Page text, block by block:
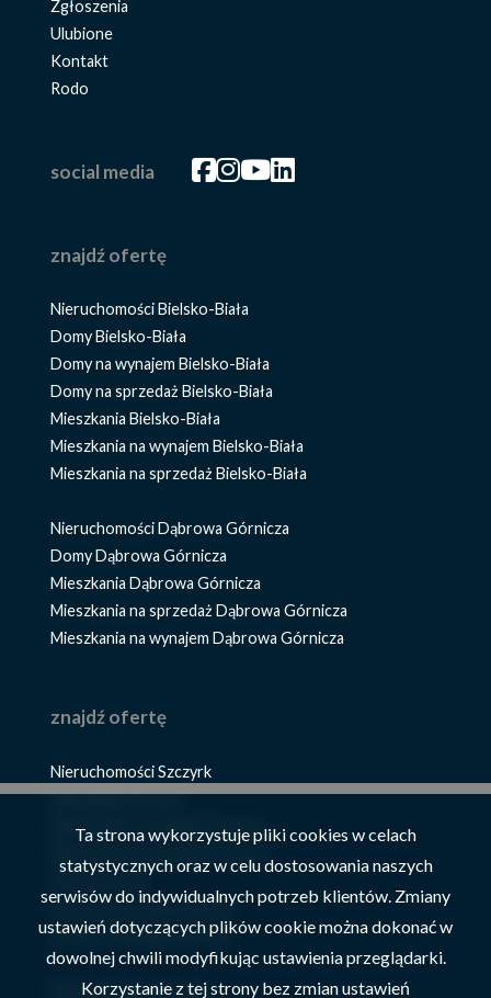
Zgłoszenia
Ulubione
Kontakt
Rodo
social media Facebook
Facebook
Facebook
Facebook
znajdź ofertę
Nieruchomości Bielsko-Biała
Domy Bielsko-Biała
Domy na wynajem Bielsko-Biała
Domy na sprzedaż Bielsko-Biała
Mieszkania Bielsko-Biała
Mieszkania na wynajem Bielsko-Biała
Mieszkania na sprzedaż Bielsko-Biała
Nieruchomości Dąbrowa Górnicza
Domy Dąbrowa Górnicza
Mieszkania Dąbrowa Górnicza
Mieszkania na sprzedaż Dąbrowa Górnicza
Mieszkania na wynajem Dąbrowa Górnicza
znajdź ofertę
Nieruchomości Szczyrk
Mieszkania Szczyrk
Mieszkania na wynajem Szczyrk
Domy Szczyrk
Domy na sprzedaż Szczyrk
Domy na wynajem Szczyrk
Nieruchomości Żywiec
Ta strona wykorzystuje pliki cookies w celach
statystycznych oraz w celu dostosowania naszych
serwisów do indywidualnych potrzeb klientów. Zmiany
ustawień dotyczących plików cookie można dokonać w
dowolnej chwili modyfikując ustawienia przeglądarki.
Korzystanie z tej strony bez zmian ustawień